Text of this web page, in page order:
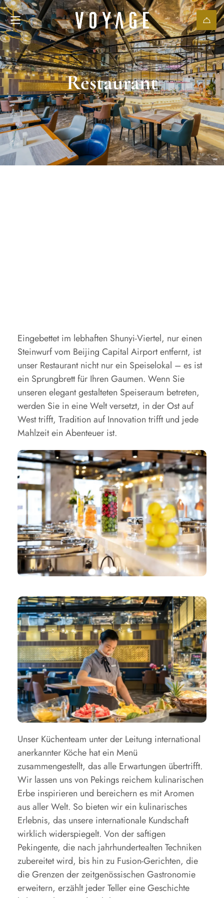
Restaurant
Eingebettet im lebhaften Shunyi-Viertel, nur einen
Steinwurf vom Beijing Capital Airport entfernt, ist
unser Restaurant nicht nur ein Speiselokal – es ist
ein Sprungbrett für Ihren Gaumen. Wenn Sie
unseren elegant gestalteten Speiseraum betreten,
werden Sie in eine Welt versetzt, in der Ost auf
West trifft, Tradition auf Innovation trifft und jede
Mahlzeit ein Abenteuer ist.
Unser Küchenteam unter der Leitung international
anerkannter Köche hat ein Menü
zusammengestellt, das alle Erwartungen übertrifft.
Wir lassen uns von Pekings reichem kulinarischen
Erbe inspirieren und bereichern es mit Aromen
aus aller Welt. So bieten wir ein kulinarisches
Erlebnis, das unsere internationale Kundschaft
wirklich widerspiegelt. Von der saftigen
Pekingente, die nach jahrhundertealten Techniken
zubereitet wird, bis hin zu Fusion-Gerichten, die
die Grenzen der zeitgenössischen Gastronomie
erweitern, erzählt jeder Teller eine Geschichte